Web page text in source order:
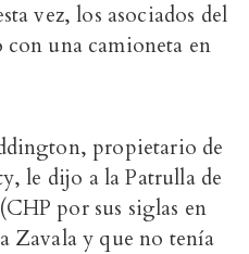
vez, los asociados del
una camioneta en
propietario de
le dijo a la Patrulla de
por sus siglas en
Zavala y que no tenía